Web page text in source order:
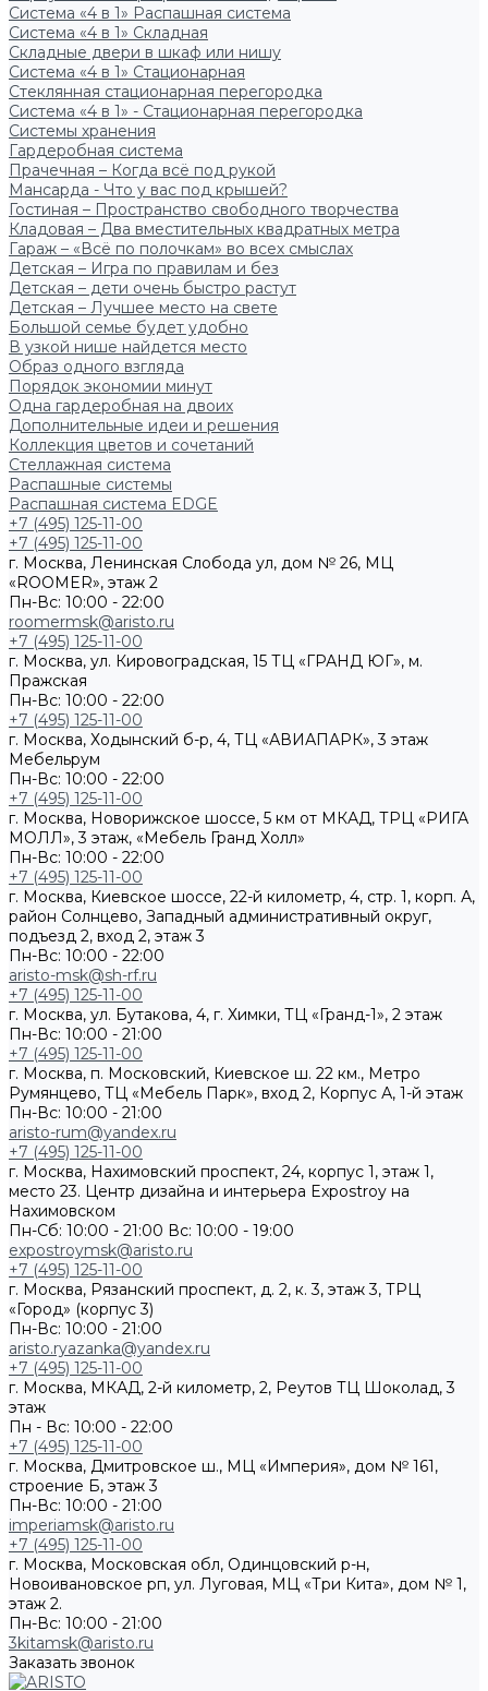
Система «4 в 1» Распашная система
Система «4 в 1» Складная
Складные двери в шкаф или нишу
Система «4 в 1» Стационарная
Стеклянная стационарная перегородка
Система «4 в 1» - Стационарная перегородка
Системы хранения
Гардеробная система
Прачечная – Когда всё под рукой
Мансарда - Что у вас под крышей?
Гостиная – Пространство свободного творчества
Кладовая – Два вместительных квадратных метра
Гараж – «Всё по полочкам» во всех смыслах
Детская – Игра по правилам и без
Детская – дети очень быстро растут
Детская – Лучшее место на свете
Большой семье будет удобно
В узкой нише найдется место
Образ одного взгляда
Порядок экономии минут
Одна гардеробная на двоих
Дополнительные идеи и решения
Коллекция цветов и сочетаний
Стеллажная система
Распашные системы
Распашная система EDGE
+7 (495) 125-11-00
+7 (495) 125-11-00
г. Москва, Ленинская Слобода ул, дом № 26, МЦ
«ROOMER», этаж 2
Пн-Вс: 10:00 - 22:00
roomermsk@aristo.ru
+7 (495) 125-11-00
г. Москва, ул. Кировоградская, 15 ТЦ «ГРАНД ЮГ», м.
Пражская
Пн-Вс: 10:00 - 22:00
+7 (495) 125-11-00
г. Москва, Ходынский б-р, 4, ТЦ «АВИАПАРК», 3 этаж
Мебельрум
Пн-Вс: 10:00 - 22:00
+7 (495) 125-11-00
г. Москва, Новорижское шоссе, 5 км от МКАД, ТРЦ «РИГА
МОЛЛ», 3 этаж, «Мебель Гранд Холл»
Пн-Вс: 10:00 - 22:00
+7 (495) 125-11-00
г. Москва, Киевское шоссе, 22-й километр, 4, стр. 1, корп. А,
район Солнцево, Западный административный округ,
подъезд 2, вход 2, этаж 3
Пн-Вс: 10:00 - 22:00
aristo-msk@sh-rf.ru
+7 (495) 125-11-00
г. Москва, ул. Бутакова, 4, г. Химки, ТЦ «Гранд-1», 2 этаж
Пн-Вс: 10:00 - 21:00
+7 (495) 125-11-00
г. Москва, п. Московский, Киевское ш. 22 км., Метро
Румянцево, ТЦ «Мебель Парк», вход 2, Корпус А, 1-й этаж
Пн-Вс: 10:00 - 21:00
aristo-rum@yandex.ru
+7 (495) 125-11-00
г. Москва, Нахимовский проспект, 24, корпус 1, этаж 1,
место 23. Центр дизайна и интерьера Expostroy на
Нахимовском
Пн-Сб: 10:00 - 21:00 Вс: 10:00 - 19:00
expostroymsk@aristo.ru
+7 (495) 125-11-00
г. Москва, Рязанский проспект, д. 2, к. 3, этаж 3, ТРЦ
«Город» (корпус 3)
Пн-Вс: 10:00 - 21:00
aristo.ryazanka@yandex.ru
+7 (495) 125-11-00
г. Москва, МКАД, 2-й километр, 2, Реутов ТЦ Шоколад, 3
этаж
Пн - Вс: 10:00 - 22:00
+7 (495) 125-11-00
г. Москва, Дмитровское ш., МЦ «Империя», дом № 161,
строение Б, этаж 3
Пн-Вс: 10:00 - 21:00
imperiamsk@aristo.ru
+7 (495) 125-11-00
г. Москва, Московская обл, Одинцовский р-н,
Новоивановское рп, ул. Луговая, МЦ «Три Кита», дом № 1,
этаж 2.
Пн-Вс: 10:00 - 21:00
3kitamsk@aristo.ru
Заказать звонок